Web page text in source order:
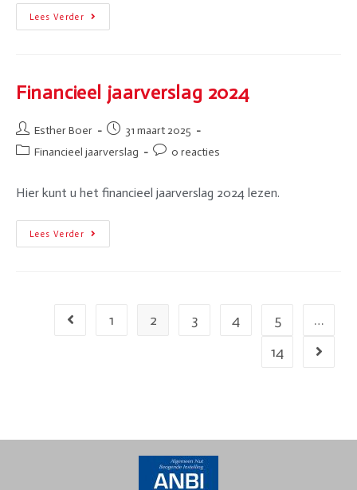
Lees Verder
Financieel jaarverslag 2024
Esther Boer
31 maart 2025
Financieel jaarverslag
0 reacties
Hier kunt u het financieel jaarverslag 2024 lezen.
Lees Verder
1 2 3 4 5
…
14